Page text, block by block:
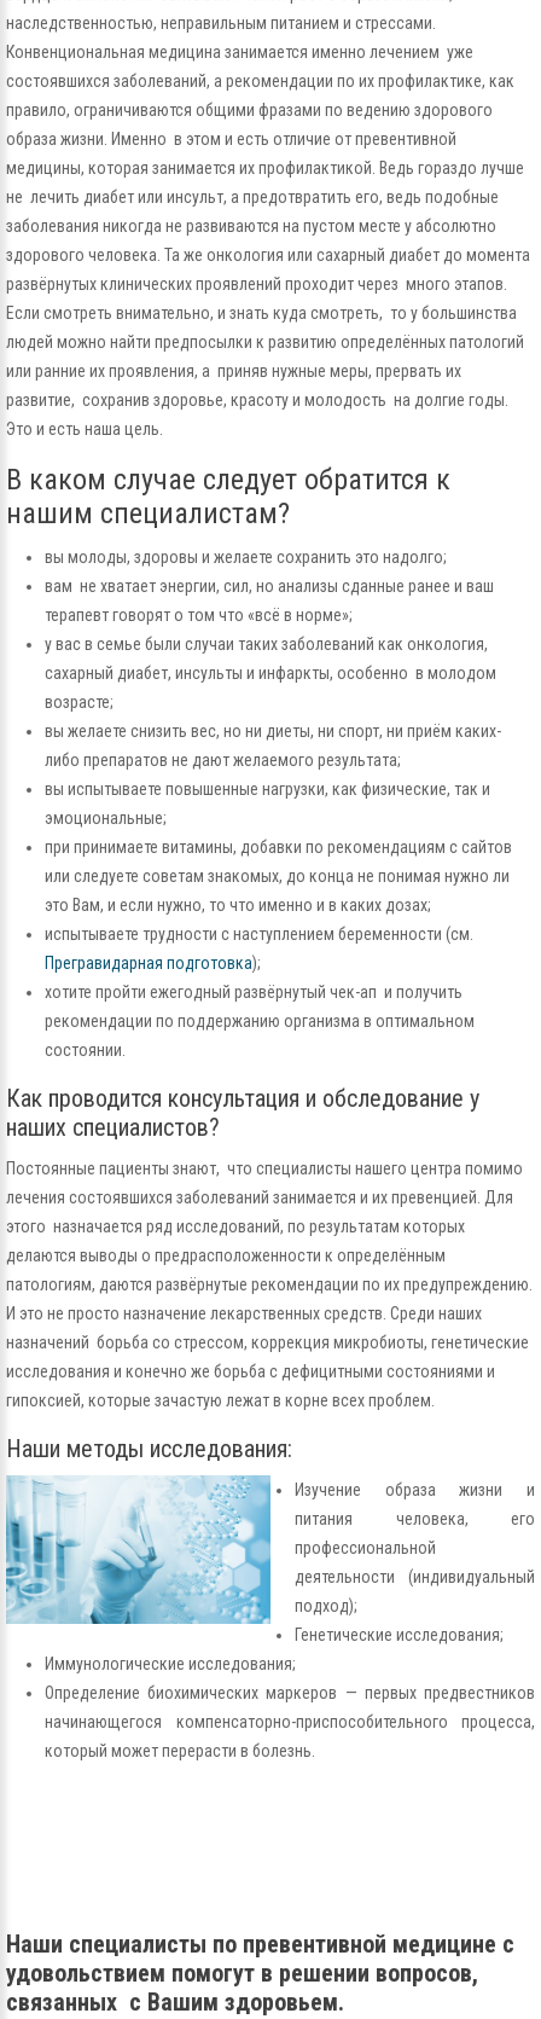
наследственностью, неправильным питанием и стрессами.
Конвенциональная медицина занимается именно лечением уже
состоявшихся заболеваний, а рекомендации по их профилактике, как
правило, ограничиваются общими фразами по ведению здорового
образа жизни. Именно в этом и есть отличие от превентивной
медицины, которая занимается их профилактикой. Ведь гораздо лучше
не лечить диабет или инсульт, а предотвратить его, ведь подобные
заболевания никогда не развиваются на пустом месте у абсолютно
здорового человека. Та же онкология или сахарный диабет до момента
развёрнутых клинических проявлений проходит через много этапов.
Если смотреть внимательно, и знать куда смотреть, то у большинства
людей можно найти предпосылки к развитию определённых патологий
или ранние их проявления, а приняв нужные меры, прервать их
развитие, сохранив здоровье, красоту и молодость на долгие годы.
Это и есть наша цель.
В каком случае следует обратится к
нашим специалистам?
вы молоды, здоровы и желаете сохранить это надолго;
вам не хватает энергии, сил, но анализы сданные ранее и ваш
терапевт говорят о том что «всё в норме»;
у вас в семье были случаи таких заболеваний как онкология,
сахарный диабет, инсульты и инфаркты, особенно в молодом
возрасте;
вы желаете снизить вес, но ни диеты, ни спорт, ни приём каких-
либо препаратов не дают желаемого результата;
вы испытываете повышенные нагрузки, как физические, так и
эмоциональные;
при принимаете витамины, добавки по рекомендациям с сайтов
или следуете советам знакомых, до конца не понимая нужно ли
это Вам, и если нужно, то что именно и в каких дозах;
испытываете трудности с наступлением беременности (см.
Прегравидарная подготовка);
хотите пройти ежегодный развёрнутый чек-ап и получить
рекомендации по поддержанию организма в оптимальном
состоянии.
Как проводится консультация и обследование у
наших специалистов?
Постоянные пациенты знают, что специалисты нашего центра помимо
лечения состоявшихся заболеваний занимается и их превенцией. Для
этого назначается ряд исследований, по результатам которых
делаются выводы о предрасположенности к определённым
патологиям, даются развёрнутые рекомендации по их предупреждению.
И это не просто назначение лекарственных средств. Среди наших
назначений борьба со стрессом, коррекция микробиоты, генетические
исследования и конечно же борьба с дефицитными состояниями и
гипоксией, которые зачастую лежат в корне всех проблем.
Наши методы исследования:
Изучение образа жизни и
питания человека, его
профессиональной
деятельности (индивидуальный
подход);
Генетические исследования;
Иммунологические исследования;
Определение биохимических маркеров — первых предвестников
начинающегося компенсаторно-приспособительного процесса,
который может перерасти в болезнь.
Наши специалисты по превентивной медицине с
удовольствием помогут в решении вопросов,
связанных с Вашим здоровьем.